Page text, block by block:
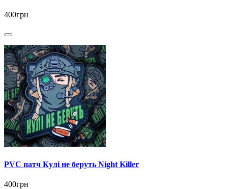
400грн
PVC патч Кулі не беруть Night Killer
400грн